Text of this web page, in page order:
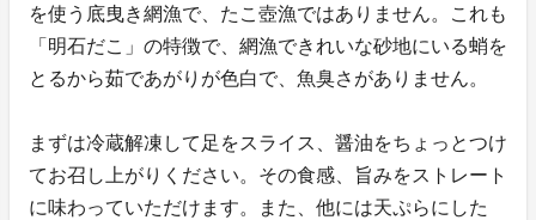
を使う底曳き網漁で、たこ壺漁ではありません。これも
「明石だこ」の特徴で、網漁できれいな砂地にいる蛸を
とるから茹であがりが色白で、魚臭さがありません。
まずは冷蔵解凍して足をスライス、醤油をちょっとつけ
てお召し上がりください。その食感、旨みをストレート
に味わっていただけます。また、他には天ぷらにした